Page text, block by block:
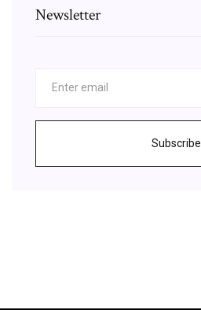
Newsletter
Subscribe